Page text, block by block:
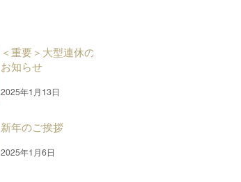
＜重要＞大型連休の
お知らせ
2025年1月13日
新年のご挨拶
2025年1月6日